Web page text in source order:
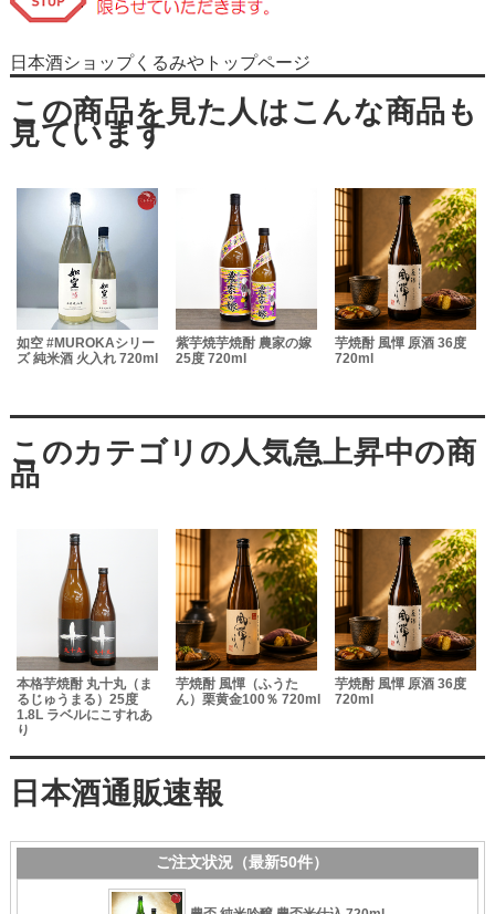
日本酒ショップくるみやトップページ
如空 #MUROKAシリー
ズ 純米酒 火入れ 720ml
紫芋焼芋焼酎 農家の嫁
25度 720ml
芋焼酎 風憚 原酒 36度
720ml
本格芋焼酎 丸十丸（ま
るじゅうまる）25度
1.8L ラベルにこすれあ
り
芋焼酎 風憚（ふうた
ん）栗黄金100％ 720ml
芋焼酎 風憚 原酒 36度
720ml